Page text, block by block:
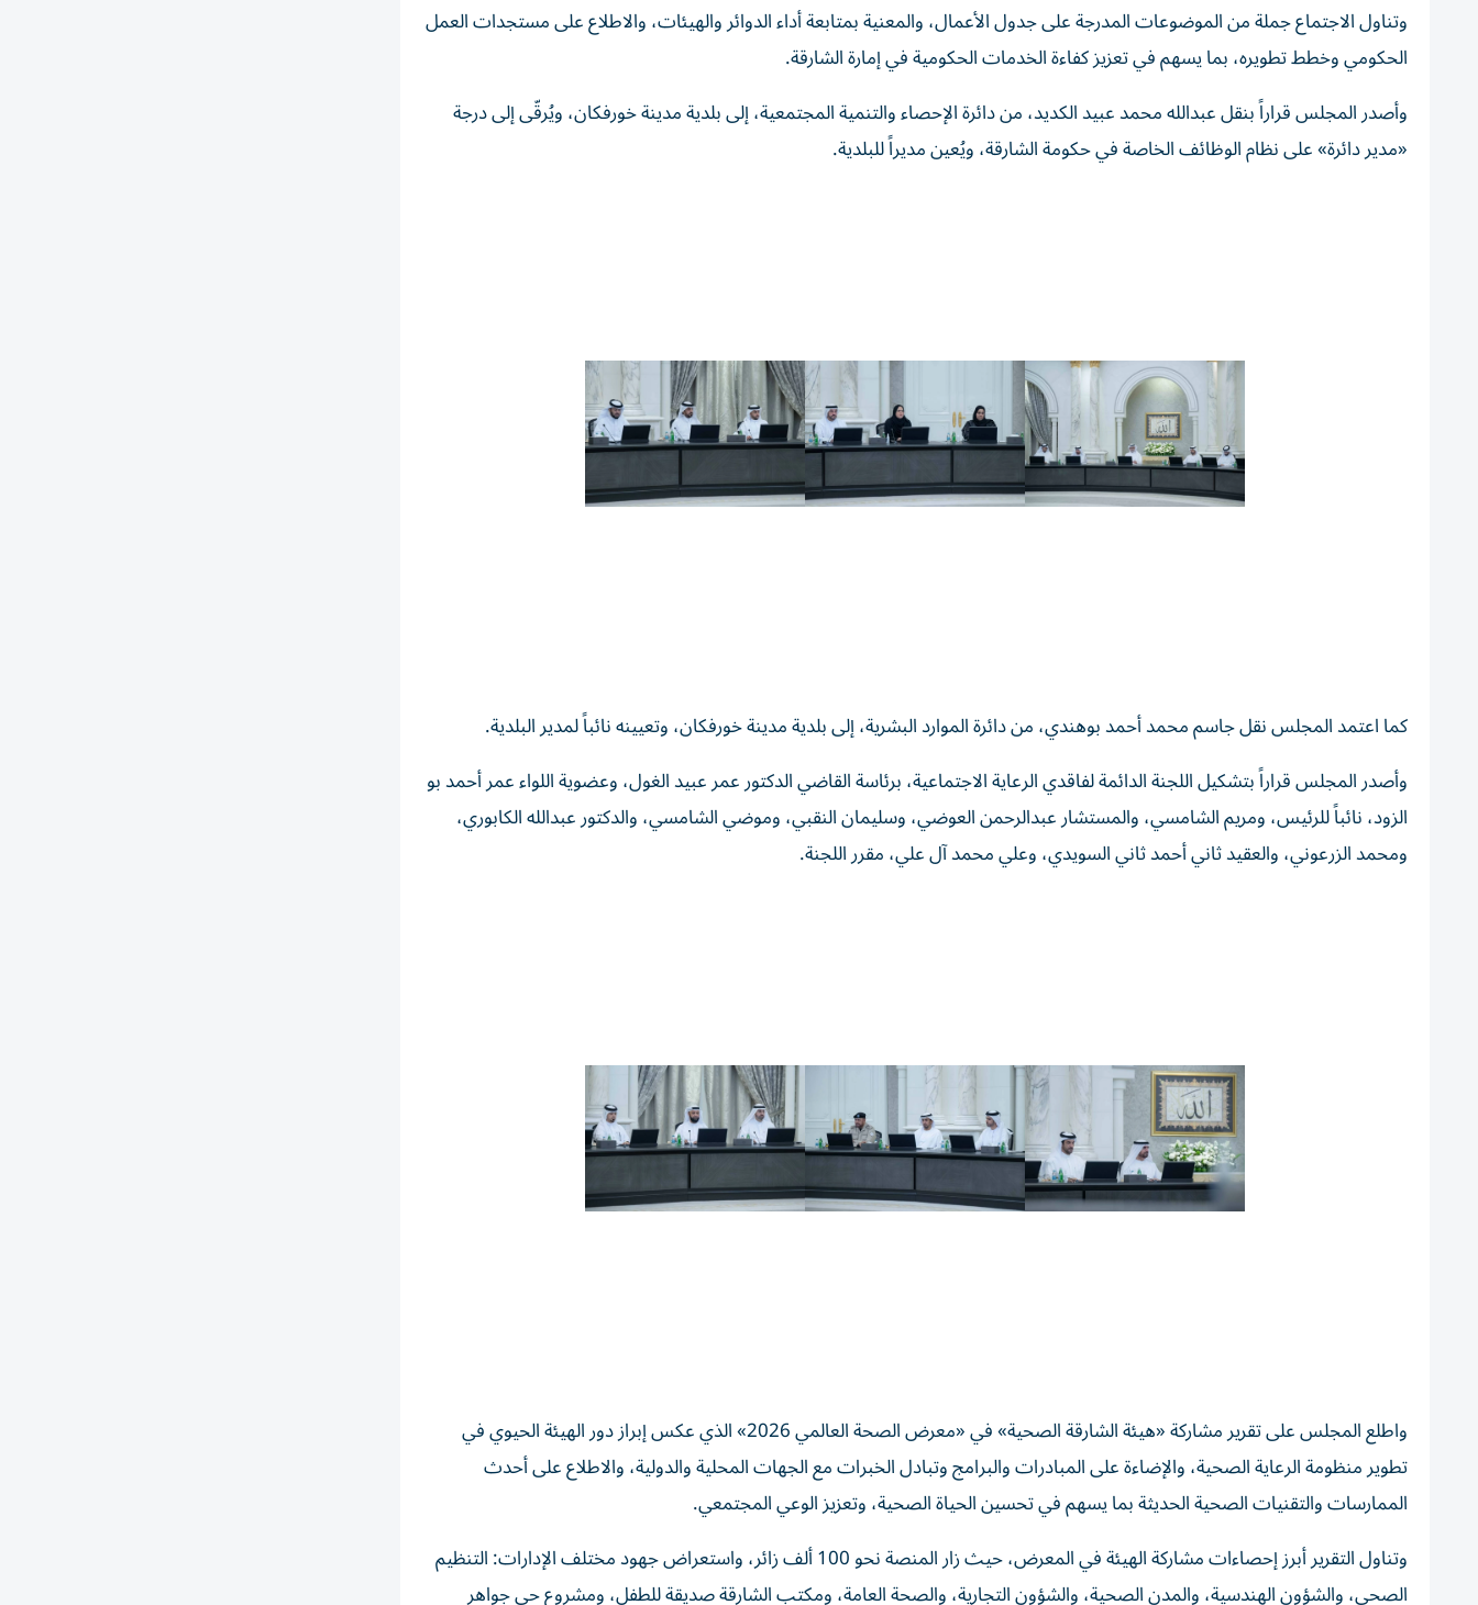
وتناول الاجتماع جملة من الموضوعات المدرجة على جدول الأعمال، والمعنية بمتابعة أداء الدوائر والهيئات، والاطلاع على مستجدات العمل
الحكومي وخطط تطويره، بما يسهم في تعزيز كفاءة الخدمات الحكومية في إمارة الشارقة.
وأصدر المجلس قراراً بنقل عبدالله محمد عبيد الكديد، من دائرة الإحصاء والتنمية المجتمعية، إلى بلدية مدينة خورفكان، ويُرقّى إلى درجة
«مدير دائرة» على نظام الوظائف الخاصة في حكومة الشارقة، ويُعين مديراً للبلدية.
كما اعتمد المجلس نقل جاسم محمد أحمد بوهندي، من دائرة الموارد البشرية، إلى بلدية مدينة خورفكان، وتعيينه نائباً لمدير البلدية.
وأصدر المجلس قراراً بتشكيل اللجنة الدائمة لفاقدي الرعاية الاجتماعية، برئاسة القاضي الدكتور عمر عبيد الغول، وعضوية اللواء عمر أحمد بو
الزود، نائباً للرئيس، ومريم الشامسي، والمستشار عبدالرحمن العوضي، وسليمان النقبي، وموضي الشامسي، والدكتور عبدالله الكابوري،
ومحمد الزرعوني، والعقيد ثاني أحمد ثاني السويدي، وعلي محمد آل علي، مقرر اللجنة.
واطلع المجلس على تقرير مشاركة «هيئة الشارقة الصحية» في «معرض الصحة العالمي 2026» الذي عكس إبراز دور الهيئة الحيوي في
تطوير منظومة الرعاية الصحية، والإضاءة على المبادرات والبرامج وتبادل الخبرات مع الجهات المحلية والدولية، والاطلاع على أحدث
الممارسات والتقنيات الصحية الحديثة بما يسهم في تحسين الحياة الصحية، وتعزيز الوعي المجتمعي.
وتناول التقرير أبرز إحصاءات مشاركة الهيئة في المعرض، حيث زار المنصة نحو 100 ألف زائر، واستعراض جهود مختلف الإدارات: التنظيم
الصحي، والشؤون الهندسية، والمدن الصحية، والشؤون التجارية، والصحة العامة، ومكتب الشارقة صديقة للطفل، ومشروع حي جواهر